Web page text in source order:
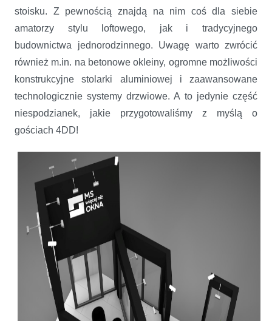
stoisku. Z pewnością znajdą na nim coś dla siebie
amatorzy stylu loftowego, jak i tradycyjnego
budownictwa jednorodzinnego. Uwagę warto zwrócić
również m.in. na betonowe okleiny, ogromne możliwości
konstrukcyjne stolarki aluminiowej i zaawansowane
technologicznie systemy drzwiowe. A to jedynie część
niespodzianek, jakie przygotowaliśmy z myślą o
gościach 4DD!